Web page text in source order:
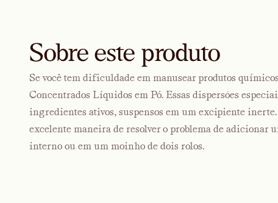
Sobre este produto
Se você tem dificuldade em manusear produtos
Concentrados Líquidos em Pó. Essas dispersões
ingredientes ativos, suspensos em um excipiente
excelente maneira de resolver o problema de
interno ou em um moinho de dois rolos.